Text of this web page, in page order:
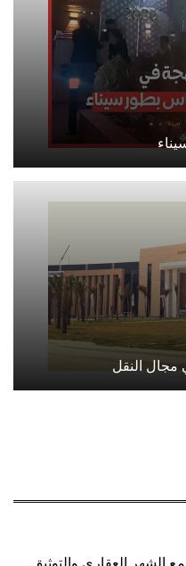
مجال النقل
الشهر العقاري والتوثيق